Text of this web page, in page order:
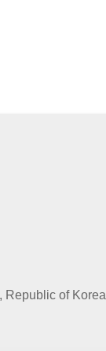
Republic of Korea